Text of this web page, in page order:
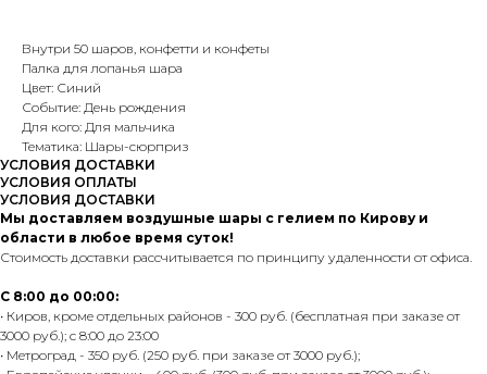
Внутри 50 шаров, конфетти и конфеты
Палка для лопанья шара
Цвет: Синий
Событие: День рождения
Для кого: Для мальчика
Тематика: Шары-сюрприз
УСЛОВИЯ ДОСТАВКИ
УСЛОВИЯ ОПЛАТЫ
УСЛОВИЯ ДОСТАВКИ
Мы доставляем воздушные шары с гелием по Кирову и
области в любое время суток!
Стоимость доставки рассчитывается по принципу удаленности от офиса.
С 8:00 до 00:00:
• Киров, кроме отдельных районов - 300 руб. (бесплатная при заказе от
3000 руб.); с 8:00 до 23:00
• Метроград - 350 руб. (250 руб. при заказе от 3000 руб.);